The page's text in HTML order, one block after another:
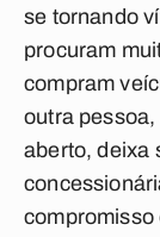
se tornando
procuram
compram
outra
aberto, deixa
compromisso